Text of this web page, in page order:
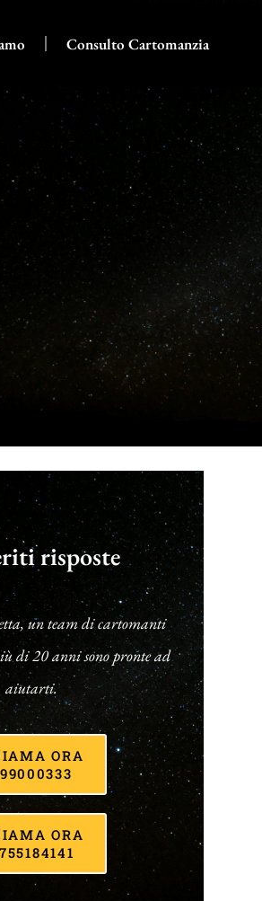
Consulto Cartomanzia
risposte
un team di cartomanti
di 20 anni sono pronte ad
aiutarti.
ORA
ORA